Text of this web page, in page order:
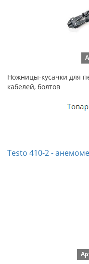
Ножницы-кусачки для
кабелей, болтов
Testo 410-2 -